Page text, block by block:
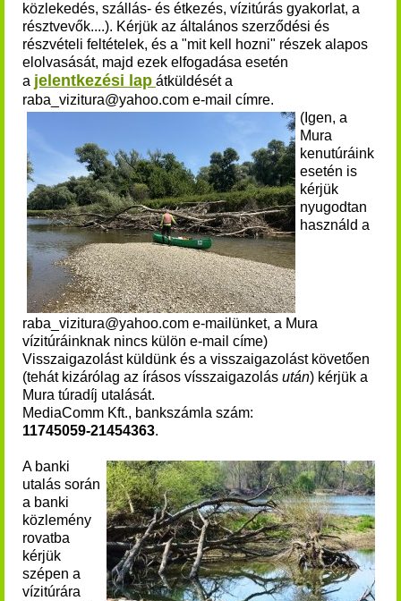
közlekedés, szállás- és étkezés, vízitúrás gyakorlat, a
résztvevők....). Kérjük az általános szerződési és
részvételi feltételek, és a "mit kell hozni" részek alapos
elolvasását, majd ezek elfogadása esetén
a jelentkezési lap átküldését a
raba_vizitura@yahoo.com e-mail címre.
(Igen, a
Mura
kenutúráink
esetén is
kérjük
nyugodtan
használd a
raba_vizitura@yahoo.com e-mailünket, a Mura
vízitúráinknak nincs külön e-mail címe)
Visszaigazolást küldünk és a visszaigazolást követően
(tehát kizárólag az írásos vísszaigazolás után) kérjük a
Mura túradíj utalását.
MediaComm Kft., bankszámla szám:
11745059-21454363.
A banki
utalás során
a banki
közlemény
rovatba
kérjük
szépen a
vízitúrára